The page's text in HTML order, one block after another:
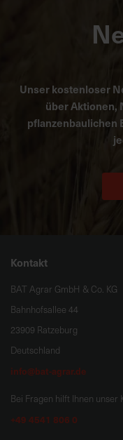
Unser kostenloser
über Aktionen,
pflanzenbaulichen
Kontakt
BAT Agrar GmbH & Co. KG
Bahnhofsallee 44
23909 Ratzeburg
Deutschland
info@bat-agrar.de
Bei Fragen hilft Ihnen unser
+49 4541 806 0